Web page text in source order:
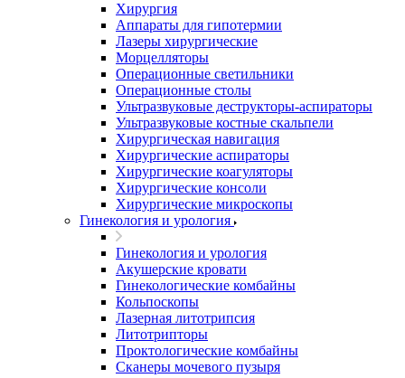
Хирургия
Аппараты для гипотермии
Лазеры хирургические
Морцелляторы
Операционные светильники
Операционные столы
Ультразвуковые деструкторы-аспираторы
Ультразвуковые костные скальпели
Хирургическая навигация
Хирургические аспираторы
Хирургические коагуляторы
Хирургические консоли
Хирургические микроскопы
Гинекология и урология
Гинекология и урология
Акушерские кровати
Гинекологические комбайны
Кольпоскопы
Лазерная литотрипсия
Литотрипторы
Проктологические комбайны
Сканеры мочевого пузыря